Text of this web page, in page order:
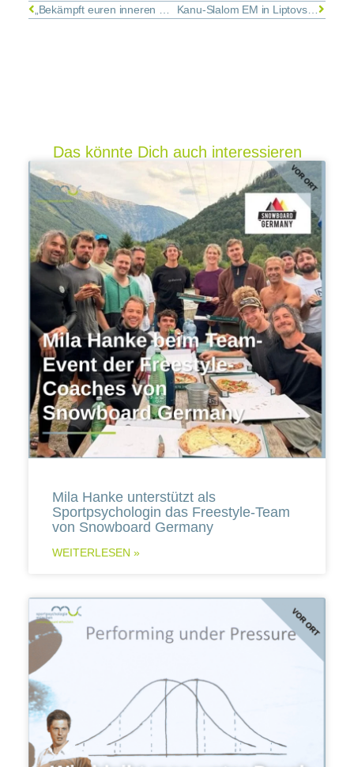
„Bekämpft euren inneren Schisser!“ Kanu-Slalom EM in Liptovský Mikuláš: Deutsches Team erfolgreich
Das könnte Dich auch interessieren
Mila Hanke unterstützt als
Sportpsychologin das Freestyle-Team
von Snowboard Germany
WEITERLESEN »